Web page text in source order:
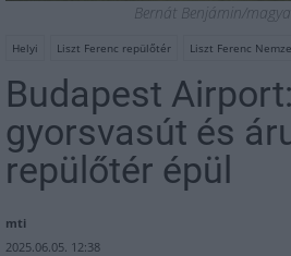
Bernát Benjámin/
Helyi Liszt Ferenc repülőtér Liszt Ferenc
Budapest
gyorsvasút és
repülőtér épül
mti
2025.06.05. 12:38